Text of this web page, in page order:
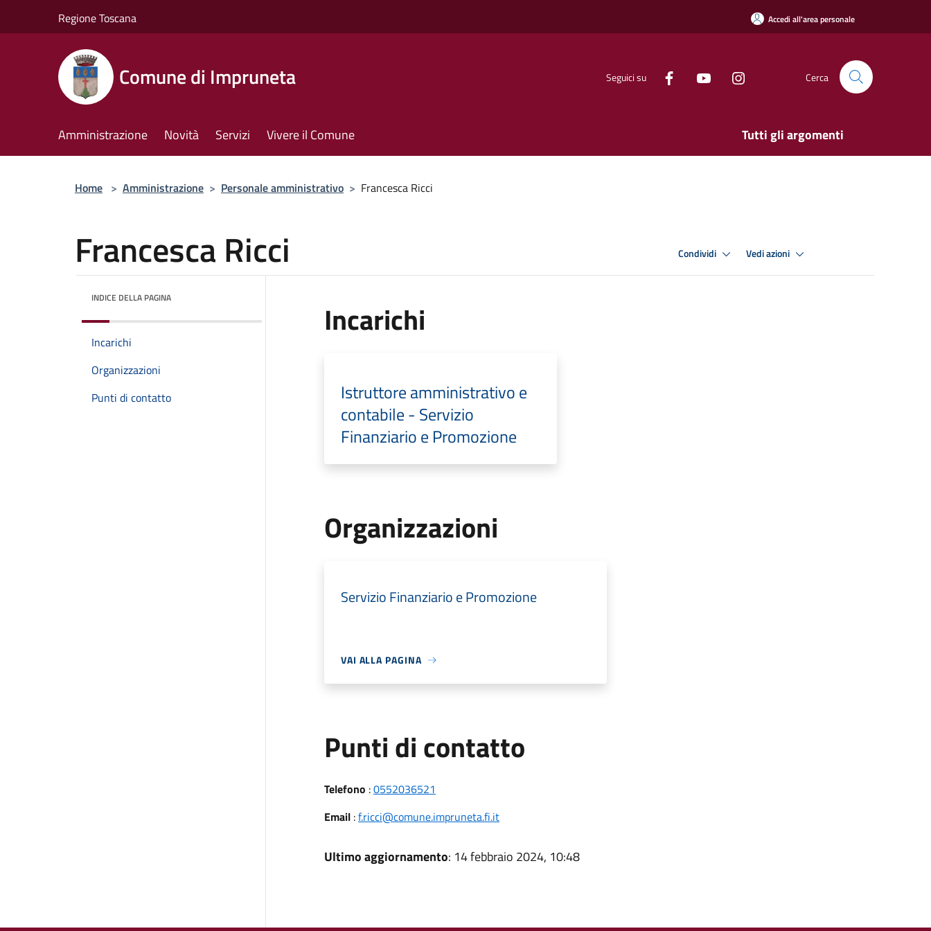
Regione Toscana Accedi all'area personale
Comune di Impruneta Seguici su Cerca
Amministrazione Novità Servizi Vivere il Comune Tutti gli argomenti
Home > Amministrazione > Personale amministrativo > Francesca Ricci
Francesca Ricci Condividi Vedi azioni
INDICE DELLA PAGINA
Incarichi
Organizzazioni
Punti di contatto
Incarichi
Istruttore amministrativo e
contabile - Servizio
Finanziario e Promozione
Organizzazioni
Servizio Finanziario e Promozione
VAI ALLA PAGINA
Punti di contatto
Telefono :0552036521
Email:f.ricci@comune.impruneta.fi.it
Ultimo aggiornamento: 14 febbraio 2024, 10:48